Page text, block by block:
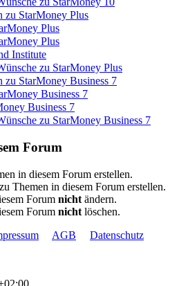
StarMoney Plus
Plus
Plus
Institute
zu StarMoney Plus
StarMoney Business 7
Business 7
Business 7
zu StarMoney Business 7
Forum
in diesem Forum erstellen.
Themen in diesem Forum erstellen.
Forum nicht ändern.
Forum nicht löschen.
AGB
Datenschutz